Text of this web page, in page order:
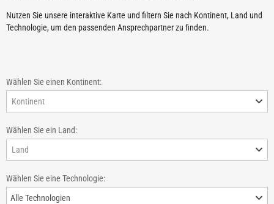
Nutzen Sie unsere interaktive Karte und filtern Sie nach Kontinent, Land und
Technologie, um den passenden Ansprechpartner zu finden.
Kontinent
Wählen Sie einen Kontinent:
Land
Wählen Sie ein Land:
Alle Technologien
Wählen Sie eine Technologie: